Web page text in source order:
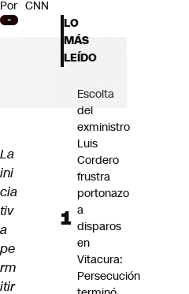
Futuro 360
Opinión
Por CNN
La
ini
cia
tiv
a
pe
rm
itir
LO
MÁS
LEÍDO
Escolta
del
exministro
Luis
Cordero
frustra
portonazo
a
disparos
en
Vitacura:
Persecución